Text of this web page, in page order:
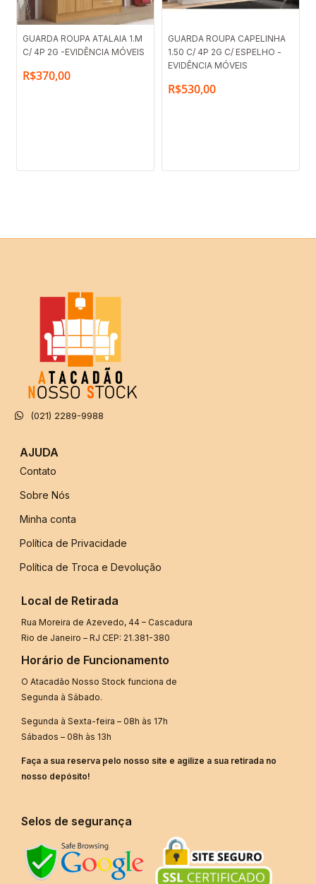
GUARDA ROUPA ATALAIA 1.M
C/ 4P 2G -EVIDÊNCIA MÓVEIS
R$370,00
GUARDA ROUPA CAPELINHA
1.50 C/ 4P 2G C/ ESPELHO -
EVIDÊNCIA MÓVEIS
R$530,00
(021) 2289-9988
AJUDA
Contato
Sobre Nós
Minha conta
Política de Privacidade
Política de Troca e Devolução
Local de Retirada
Rua Moreira de Azevedo, 44 – Cascadura
Rio de Janeiro – RJ CEP: 21.381-380
Horário de Funcionamento
O Atacadão Nosso Stock funciona de
Segunda à Sábado.
Segunda à Sexta-feira – 08h às 17h
Sábados – 08h às 13h
Faça a sua reserva pelo nosso site e agilize a sua retirada no
nosso depósito!
Selos de segurança